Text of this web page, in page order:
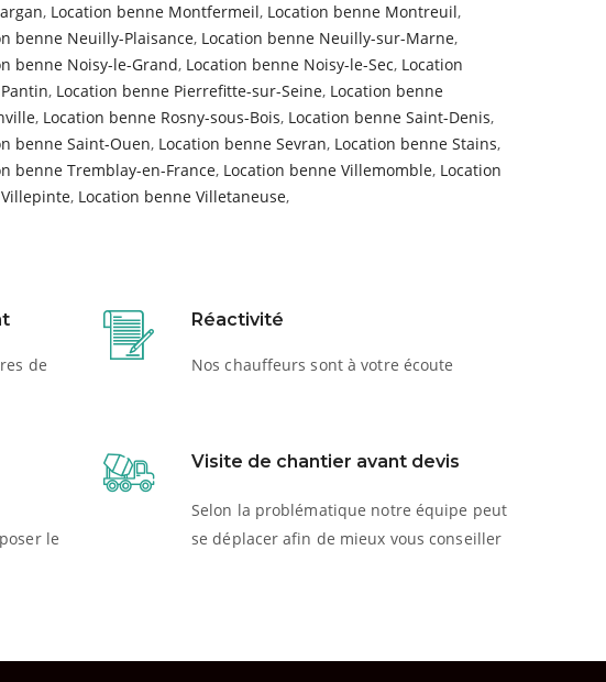
, Location benne Montfermeil, Location benne Montreuil,
benne Neuilly-Plaisance, Location benne Neuilly-sur-Marne,
benne Noisy-le-Grand, Location benne Noisy-le-Sec, Location
, Location benne Pierrefitte-sur-Seine, Location benne
, Location benne Rosny-sous-Bois, Location benne Saint-Denis,
benne Saint-Ouen, Location benne Sevran, Location benne Stains,
benne Tremblay-en-France, Location benne Villemomble, Location
, Location benne Villetaneuse,
de
le
Réactivité
Nos chauffeurs sont à votre écoute
Visite de chantier avant devis
Selon la problématique notre équipe peut
se déplacer afin de mieux vous conseiller